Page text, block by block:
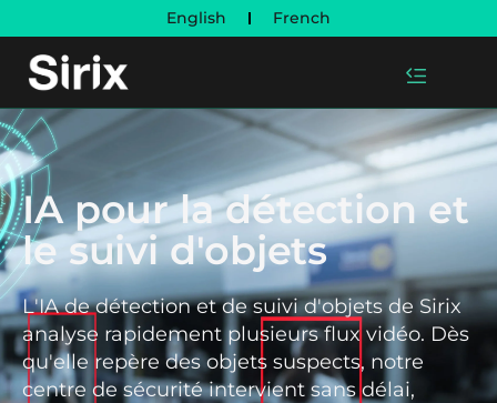
English French
IA pour la détection et
le suivi d'objets
L'IA de détection et de suivi d'objets de Sirix
analyse rapidement plusieurs flux vidéo. Dès
qu'elle repère des objets suspects, notre
centre de sécurité intervient sans délai,